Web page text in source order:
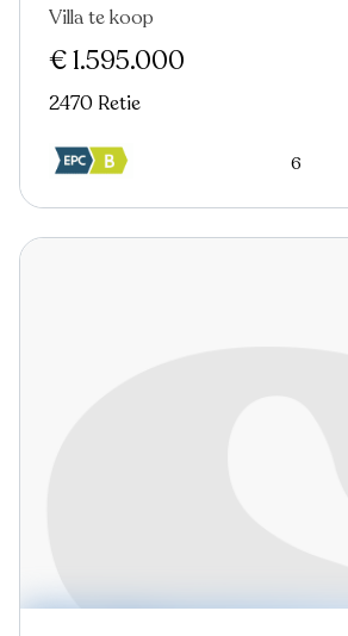
Villa te koop
€ 1.595.000
2470 Retie
6